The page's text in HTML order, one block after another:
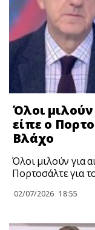
Όλοι
είπε ο
Βλάχο
Όλοι μιλούν για
Πορτοσάλτε για
02/07/2026 18:55